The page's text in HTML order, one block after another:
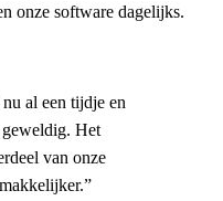
onze software dagelijks.
al een tijdje en
Het
van onze
”